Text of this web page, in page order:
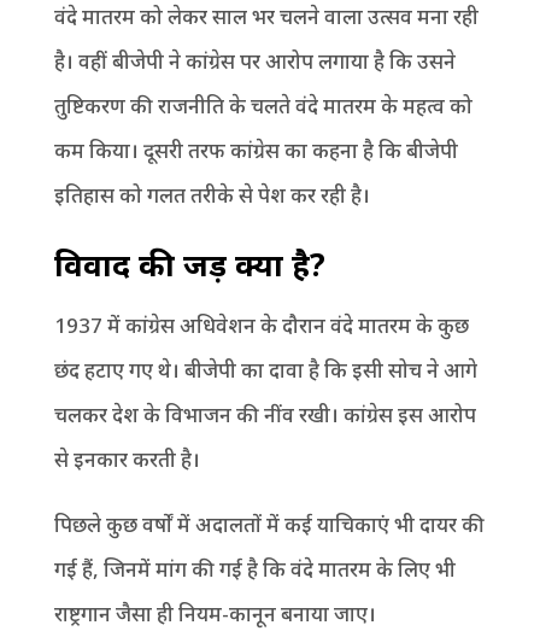
वंदे मातरम को लेकर साल भर चलने वाला उत्सव मना रही
है। वहीं बीजेपी ने कांग्रेस पर आरोप लगाया है कि उसने
तुष्टिकरण की राजनीति के चलते वंदे मातरम के महत्व को
कम किया। दूसरी तरफ कांग्रेस का कहना है कि बीजेपी
इतिहास को गलत तरीके से पेश कर रही है।
विवाद की जड़ क्या है?
1937 में कांग्रेस अधिवेशन के दौरान वंदे मातरम के कुछ
छंद हटाए गए थे। बीजेपी का दावा है कि इसी सोच ने आगे
चलकर देश के विभाजन की नींव रखी। कांग्रेस इस आरोप
से इनकार करती है।
पिछले कुछ वर्षों में अदालतों में कई याचिकाएं भी दायर की
गई हैं, जिनमें मांग की गई है कि वंदे मातरम के लिए भी
राष्ट्रगान जैसा ही नियम-कानून बनाया जाए।